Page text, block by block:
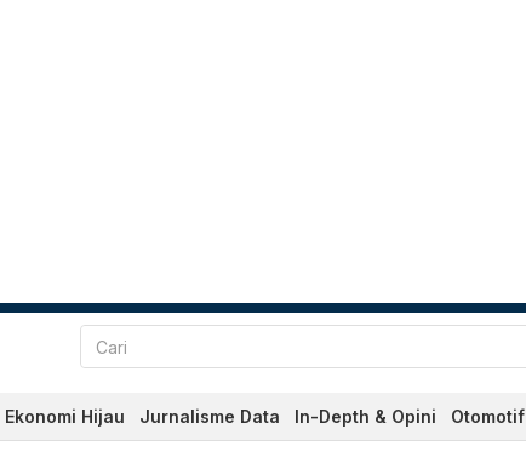
Ekonomi Hijau Jurnalisme Data In-Depth & Opini Otomotif